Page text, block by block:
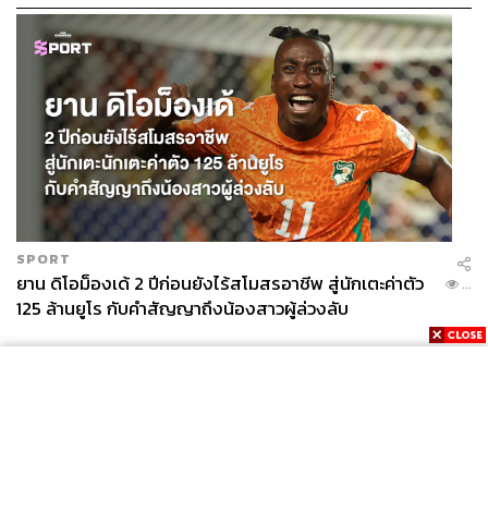
SPORT
ยาน ดิโอม็องเด้ 2 ปีก่อนยังไร้สโมสรอาชีพ สู่นักเตะค่าตัว
125 ล้านยูโร กับคำสัญญาถึงน้องสาวผู้ล่วงลับ
...